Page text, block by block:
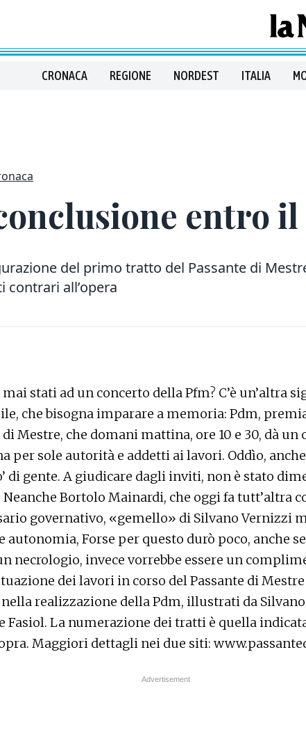
CRONACA REGIONE NORDEST ITALIA
entro
del primo tratto del Passante di
contrari all’opera
stati ad un concerto della Pfm? C’è un’altra
che bisogna imparare a memoria: Pdm,
di Mestre, che domani mattina, ore 10 e 30, dà un
per sole autorità e addetti ai lavori. Oddìo,
di gente. A giudicare dagli inviti, non è stato
Neanche Bortolo Mainardi, che oggi fa tutt’altra
governativo, «gemello» di Silvano Vernizzi
autonomia, Forse per questo durò poco, anche
necrologio, invece vorrebbe essere un
dei lavori in corso del Passante di
realizzazione della Pdm, illustrati da
Fasiol. La numerazione dei tratti è quella
Maggiori dettagli nei due siti: